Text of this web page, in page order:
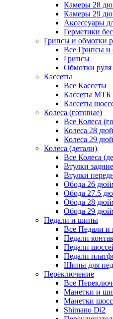
Камеры 28
Камеры 29
Аксессуары
Герметики
Грипсы и обмотки
Все Грипсы и
Грипсы
Обмотки руля
Кассеты
Все Кассеты
Кассеты МТБ
Кассеты
Колеса (готовые)
Все Колеса
Колеса 28
Колеса 29
Колеса (детали)
Все Колеса
Втулки задние
Втулки
Обода 26
Обода 27.5
Обода 28
Обода 29
Педали и шипы
Все Педали
Педали
Педали
Педали
Шипы для
Переключение
Все
Манетки и
Манетки
Shimano Di2